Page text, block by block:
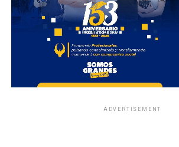
ADVERTISEMENT